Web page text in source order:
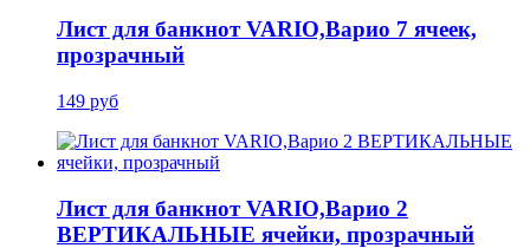
Лист для банкнот VARIO,Варио 7 ячеек,
прозрачный
149 руб
Лист для банкнот VARIO,Варио 2
ВЕРТИКАЛЬНЫЕ ячейки, прозрачный